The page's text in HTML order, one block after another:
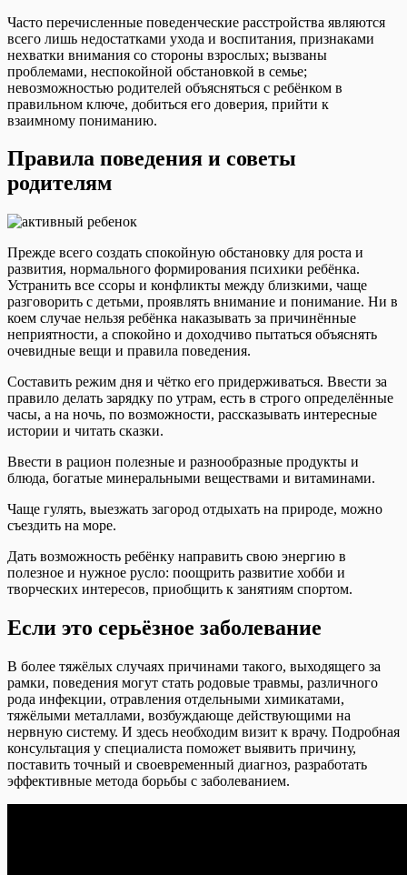
Часто перечисленные поведенческие расстройства являются
всего лишь недостатками ухода и воспитания, признаками
нехватки внимания со стороны взрослых; вызваны
проблемами, неспокойной обстановкой в семье;
невозможностью родителей объясняться с ребёнком в
правильном ключе, добиться его доверия, прийти к
взаимному пониманию.
Правила поведения и советы
родителям
Прежде всего создать спокойную обстановку для роста и
развития, нормального формирования психики ребёнка.
Устранить все ссоры и конфликты между близкими, чаще
разговорить с детьми, проявлять внимание и понимание. Ни в
коем случае нельзя ребёнка наказывать за причинённые
неприятности, а спокойно и доходчиво пытаться объяснять
очевидные вещи и правила поведения.
Составить режим дня и чётко его придерживаться. Ввести за
правило делать зарядку по утрам, есть в строго определённые
часы, а на ночь, по возможности, рассказывать интересные
истории и читать сказки.
Ввести в рацион полезные и разнообразные продукты и
блюда, богатые минеральными веществами и витаминами.
Чаще гулять, выезжать загород отдыхать на природе, можно
съездить на море.
Дать возможность ребёнку направить свою энергию в
полезное и нужное русло: поощрить развитие хобби и
творческих интересов, приобщить к занятиям спортом.
Если это серьёзное заболевание
В более тяжёлых случаях причинами такого, выходящего за
рамки, поведения могут стать родовые травмы, различного
рода инфекции, отравления отдельными химикатами,
тяжёлыми металлами, возбуждающе действующими на
нервную систему. И здесь необходим визит к врачу. Подробная
консультация у специалиста поможет выявить причину,
поставить точный и своевременный диагноз, разработать
эффективные метода борьбы с заболеванием.